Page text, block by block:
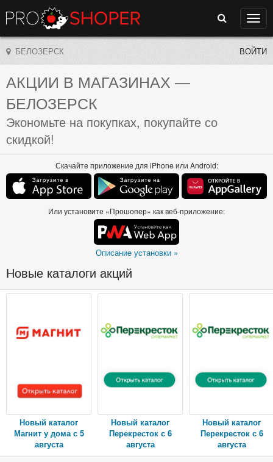
Поиск
БЕЛОЗЕРСК ВОЙТИ
АКЦИИ В МАГАЗИНАХ —
БЕЛОЗЕРСК
Экономьте на покупках, покупайте со
скидкой!
Скачайте приложение для iPhone или Android:
Или установите «Прошопер» как веб-приложение:
Описание установки »
Новые каталоги акций
Новый каталог
Магнит у дома с 5
августа
Новый каталог
Перекресток с 6
августа
Новый каталог
Перекресток с 6
августа